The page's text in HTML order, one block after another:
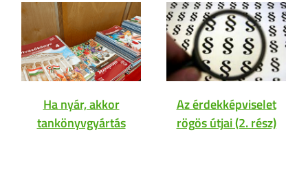
Ha nyár, akkor
tankönyvgyártás
Az érdekképviselet
rögös útjai (2. rész)